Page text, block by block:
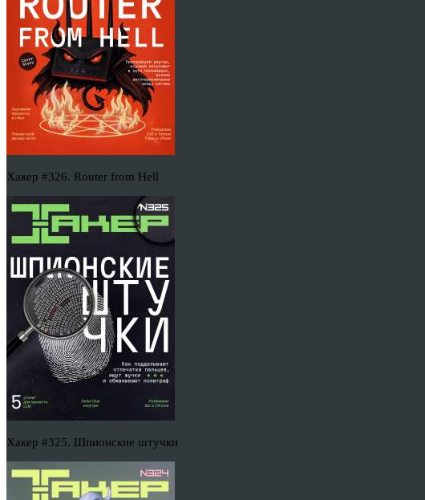
Хакер #326. Router from Hell
Хакер #325. Шпионские штучки